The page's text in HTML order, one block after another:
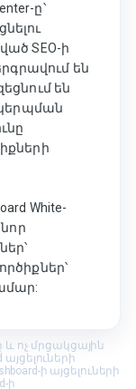
ը՝
SEO-ի
են
են
White-
և ոչ մրցակցային
ի այցելուների
ի